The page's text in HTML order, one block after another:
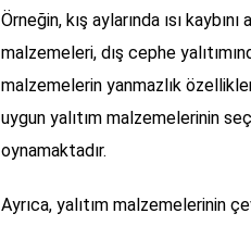
Örneğin, kış aylarında ısı
malzemeleri, dış cephe
malzemelerin yanmazlık
uygun yalıtım malzemelerinin
oynamaktadır.
Ayrıca, yalıtım malzemelerinin